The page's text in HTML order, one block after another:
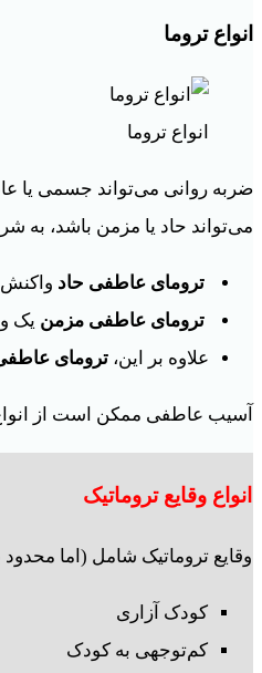
انواع تروما
انواع تروما
ضربه روانی می‌تواند جسمی یا
می‌تواند حاد یا مزمن باشد، به
ترومای عاطفی حاد
ترومای عاطفی مزمن یک
علاوه بر این، ترومای
آسیب عاطفی ممکن است از
انواع وقایع تروماتیک
وقایع تروماتیک شامل (اما
کودک آزاری
کم‌توجهی به کودک